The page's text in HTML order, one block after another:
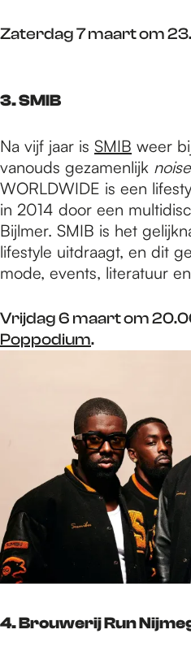
Zaterdag 7 maart om
3. SMIB
Na vijf jaar is SMIB weer
vanouds gezamenlijk noise
WORLDWIDE is een
in 2014 door een
Bijlmer. SMIB is het
lifestyle uitdraagt, en dit
mode, events, literatuur
Vrijdag 6 maart om
Poppodium.
4. Brouwerij Run